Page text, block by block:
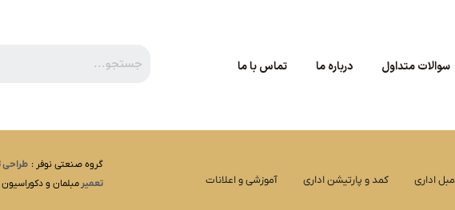
سوالات متداول درباره ما تماس با ما
مبل اداری کمد و پارتیشن اداری آموزشی و اعلانات
گروه صنعتی نوفر : طراحی
تعمیرمبلمان و دکوراسیون